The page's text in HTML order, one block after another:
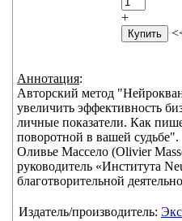
+
Аннотация:
Авторский метод
увеличить эффективность
личные показатели. Как
поворотной в вашей судьбе".
Оливье Массело (Olivier
руководитель «Института
благотворительной
Издатель/производитель: